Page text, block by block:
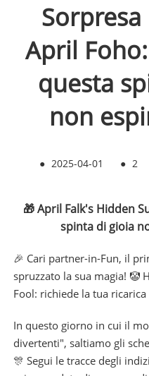
April
questa
non
● 2025-04-01 ● 2
🎁 April Falk's Hidden
spinta di gioia
🎉 Cari partner-in-Fun, il
spruzzato la sua magia! 🤡
Fool: richiede la tua
In questo giorno in cui il
divertenti", saltiamo gli
🎊 Segui le tracce degli